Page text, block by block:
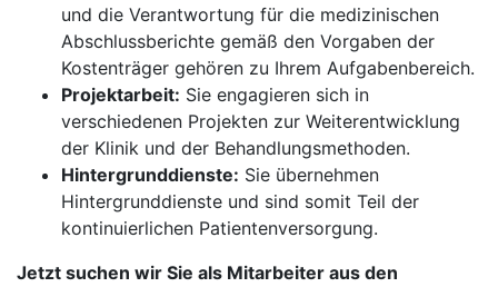
und die Verantwortung für die medizinischen
Abschlussberichte gemäß den Vorgaben der
Kostenträger gehören zu Ihrem Aufgabenbereich.
Projektarbeit: Sie engagieren sich in
verschiedenen Projekten zur Weiterentwicklung
der Klinik und der Behandlungsmethoden.
Hintergrunddienste: Sie übernehmen
Hintergrunddienste und sind somit Teil der
kontinuierlichen Patientenversorgung.
Jetzt suchen wir Sie als Mitarbeiter aus den